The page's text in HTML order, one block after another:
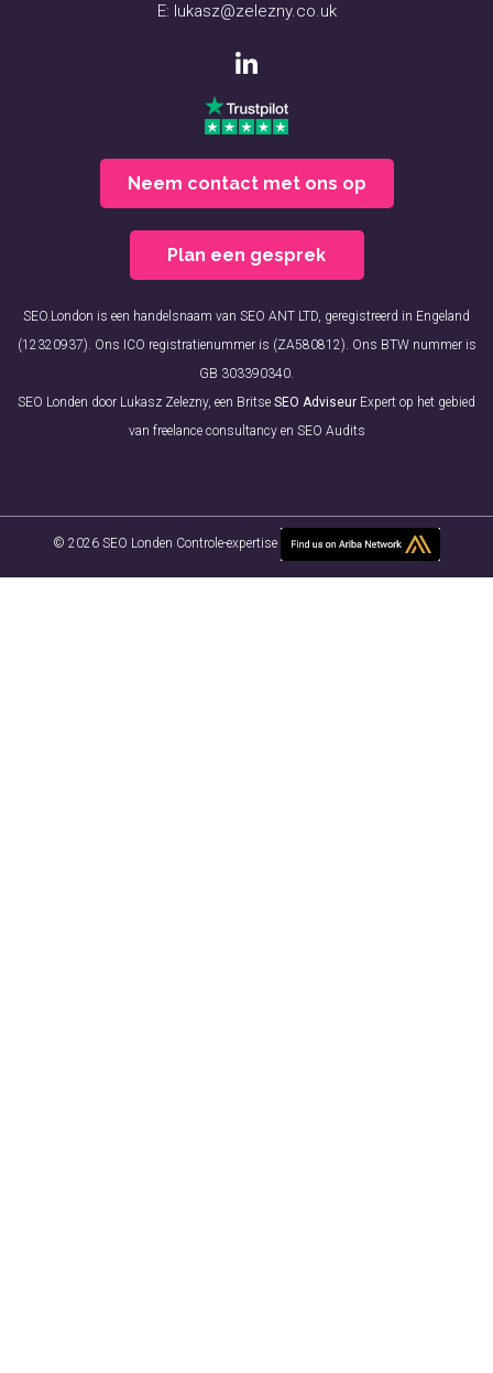
E: lukasz@zelezny.co.uk
Neem contact met ons op
Plan een gesprek
SEO.London is een handelsnaam van SEO ANT LTD, geregistreerd in Engeland
(12320937). Ons ICO registratienummer is (ZA580812). Ons BTW nummer is
GB 303390340.
SEO Londen door Lukasz Zelezny, een Britse SEO Adviseur Expert op het gebied
van freelance consultancy en SEO Audits
© 2026 SEO Londen Controle-expertise